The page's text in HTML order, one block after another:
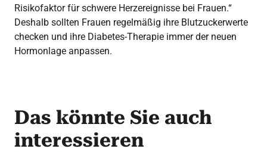
Risikofaktor für schwere Herzereignisse bei Frauen.“
Deshalb sollten Frauen regelmäßig ihre Blutzuckerwerte
checken und ihre Diabetes-Therapie immer der neuen
Hormonlage anpassen.
Das könnte Sie auch
interessieren